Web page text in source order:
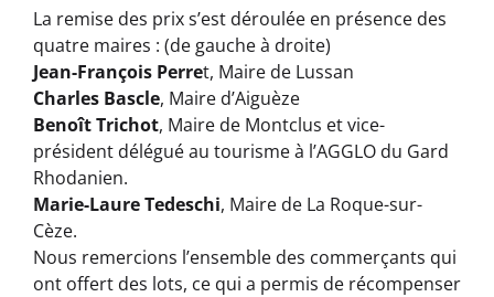
La remise des prix s’est déroulée en présence des
quatre maires : (de gauche à droite)
Jean-François Perret, Maire de Lussan
Charles Bascle, Maire d’Aiguèze
Benoît Trichot, Maire de Montclus et vice-
président délégué au tourisme à l’AGGLO du Gard
Rhodanien.
Marie-Laure Tedeschi, Maire de La Roque-sur-
Cèze.
Nous remercions l’ensemble des commerçants qui
ont offert des lots, ce qui a permis de récompenser